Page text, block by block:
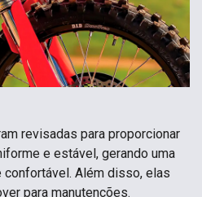
revisadas para proporcionar
e estável, gerando uma
Além disso, elas
para manutenções.